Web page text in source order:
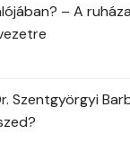
– A
Szentgyörgyi